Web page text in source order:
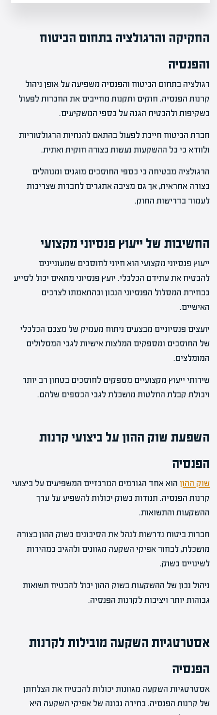
החקיקה והרגולציה בתחום הביטוח
והפנסיה
רגולציה בתחום הביטוח והפנסיה משפיעה על אופן ניהול
קרנות הפנסיה. חוקים ותקנות מחייבים את החברות לפעול
בשקיפות ולהבטיח הגנה על כספי המשקיעים.
חברת הביטוח חייבת לפעול בהתאם להנחיות הרגולטוריות
ולוודא כי כל ההשקעות נעשות בצורה חוקית ואתית.
הרגולציה מבטיחה כי כספי החוסכים מוגנים ומנוהלים
בצורה אחראית, אך גם מציבה אתגרים לחברות שצריכות
לעמוד בדרישות החוק.
החשיבות של ייעוץ פנסיוני מקצועי
ייעוץ פנסיוני מקצועי הוא חיוני לחוסכים שמעוניינים
להבטיח את עתידם הכלכלי. יועץ פנסיוני מתאים יכול לסייע
בבחירת המסלול הפנסיוני הנכון ובהתאמתו לצרכים
האישיים.
יועצים פנסיוניים מבצעים ניתוח מעמיק של מצבם הכלכלי
של החוסכים ומספקים המלצות אישיות לגבי המסלולים
המומלצים.
שירותי ייעוץ מקצועיים מספקים לחוסכים בטחון רב יותר
ויכולת קבלת החלטות מושכלת לגבי הכספים שלהם.
השפעת שוק ההון על ביצועי קרנות
הפנסיה
שוק ההון הוא אחד הגורמים המרכזיים המשפיעים על ביצועי
קרנות הפנסיה. תנודות בשוק יכולות להשפיע על ערך
ההשקעות והתשואות.
חברות ביטוח נדרשות לנהל את הסיכונים בשוק ההון בצורה
מושכלת, לבחור אפיקי השקעה מגוונים ולהגיב במהירות
לשינויים בשוק.
ניהול נכון של ההשקעות בשוק ההון יכול להבטיח תשואות
גבוהות יותר ויציבות לקרנות הפנסיה.
אסטרטגיות השקעה מובילות לקרנות
הפנסיה
אסטרטגיות השקעה מגוונות יכולות להבטיח את הצלחתן
של קרנות הפנסיה. בחירה נכונה של אפיקי השקעה היא